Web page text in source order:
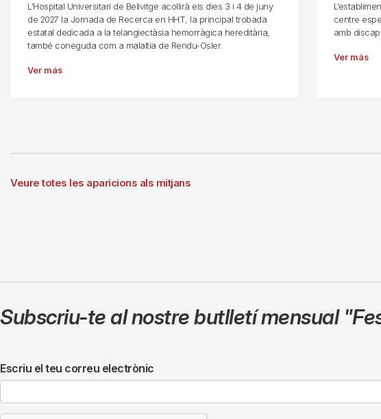
L’Hospital Universitari de Bellvitge acollirà els dies 3 i 4 de juny
de 2027 la Jornada de Recerca en HHT, la principal trobada
estatal dedicada a la telangiectàsia hemorràgica hereditària,
també coneguda com a malaltia de Rendu-Osler.
Ver más
centre
amb
Ver más
Veure totes les aparicions als mitjans
Subscriu-te al nostre butlletí mensual
Escriu el teu correu electrònic